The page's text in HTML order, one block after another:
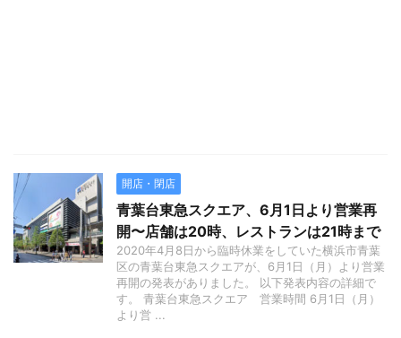
開店・閉店
青葉台東急スクエア、6月1日より営業再
開〜店舗は20時、レストランは21時まで
2020年4月8日から臨時休業をしていた横浜市青葉
区の青葉台東急スクエアが、6月1日（月）より営業
再開の発表がありました。 以下発表内容の詳細で
す。 青葉台東急スクエア 営業時間 6月1日（月）
より営 ...